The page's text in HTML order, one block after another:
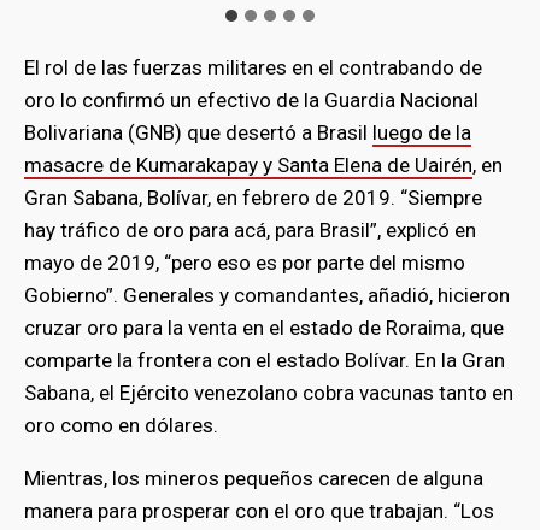
El rol de las fuerzas militares en el contrabando de
oro lo confirmó un efectivo de la Guardia Nacional
Bolivariana (GNB) que desertó a Brasil luego de la
masacre de Kumarakapay y Santa Elena de Uairén, en
Gran Sabana, Bolívar, en febrero de 2019. “Siempre
hay tráfico de oro para acá, para Brasil”, explicó en
mayo de 2019, “pero eso es por parte del mismo
Gobierno”. Generales y comandantes, añadió, hicieron
cruzar oro para la venta en el estado de Roraima, que
comparte la frontera con el estado Bolívar. En la Gran
Sabana, el Ejército venezolano cobra vacunas tanto en
oro como en dólares.
Mientras, los mineros pequeños carecen de alguna
manera para prosperar con el oro que trabajan. “Los